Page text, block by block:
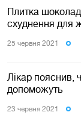
Плитка
схуднення для
25 червня 2021
Лікар пояснив,
допоможуть
23 червня 2021